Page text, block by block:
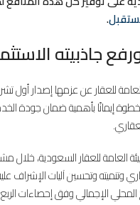
.
جاذبيته
للعقار عن عزمها إصدار أول
الربع الأول من العام الحالي 2024. تأتي هذه الخطوة إيمانًا
العامة للعقار السعودية، خلال
القطاع العقاري وتنميته وتحسين آليات